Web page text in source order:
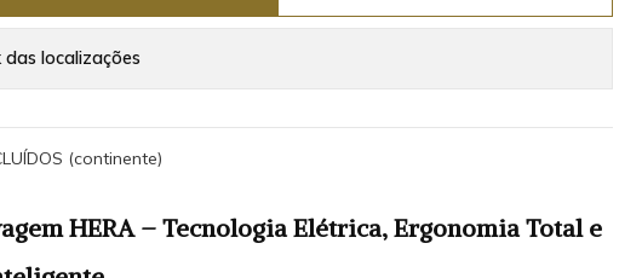
localizações
(continente)
HERA – Tecnologia Elétrica, Ergonomia Total e